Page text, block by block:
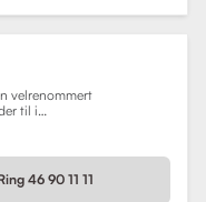
velrenommert
til i
tilbyr et
inkludert
klasse B,
46 90 11 11